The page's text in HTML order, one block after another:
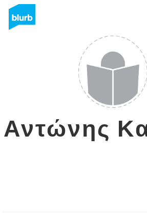
Αντώνης